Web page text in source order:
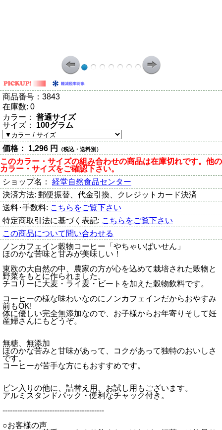
商品番号： 3843
在庫数: 0
カラー：
普通サイズ
サイズ：
100グラム
価格： 1,296 円 （税込・送料別）
このカラー・サイズの組み合わせの商品は在庫切れです。他の
カラー・サイズをご確認下さい。
ショップ名： 経堂自然食品センター
決済方法: 郵便振替、代金引換、クレジットカード決済
送料･手数料: こちらをご覧下さい
特定商取引法に基づく表記: こちらをご覧下さい
この商品について問い合わせる
ノンカフェイン穀物コーヒー「やちゃいばいせん」
ほのかな苦味と甘みが美味しい！
東欧の大自然の中、農家の方が心を込めて栽培された穀物と
野菜をもとに作られました。
チコリーに大麦・ライ麦・ビートを加えた穀物飲料です。
コーヒーの様な味わいなのにノンカフェインだからおやすみ
前もOK!
体に優しい完全無添加なので、お子様からお年寄りそして妊
産婦さんにもどうぞ。
無糖、無添加
ほのかな苦みと甘味があって、コクがあって独特のおいしさ
です。
コーヒーが苦手な方にもおすすめです。
ビン入りの他に、詰替え用、お試し用もございます。
アルミスタンドパック・便利なチャック付き。
-----------------------------------------
○お客様の声